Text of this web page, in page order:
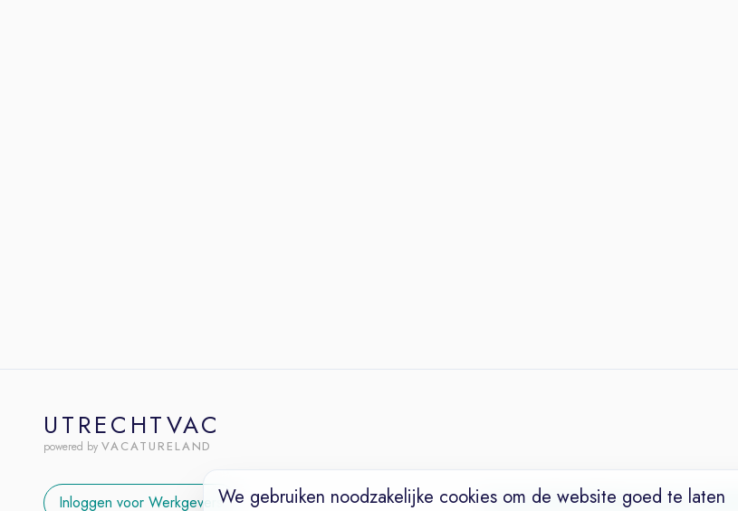
UTRECHTVAC
powered by VACATURELAND
Inloggen voor Werkgevers VacaturesNichesWerkgeversOver Ons
We gebruiken noodzakelijke cookies om de website goed te laten